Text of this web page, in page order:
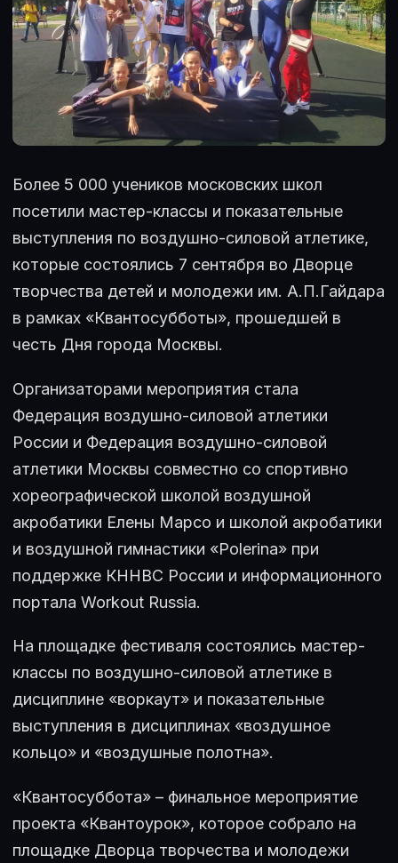
Более 5 000 учеников московских школ
посетили мастер-классы и показательные
выступления по воздушно-силовой атлетике,
которые состоялись 7 сентября во Дворце
творчества детей и молодежи им. А.П.Гайдара
в рамках «Квантосубботы», прошедшей в
честь Дня города Москвы.
Организаторами мероприятия стала
Федерация воздушно-силовой атлетики
России и Федерация воздушно-силовой
атлетики Москвы совместно со спортивно
хореографической школой воздушной
акробатики Елены Марсо и школой акробатики
и воздушной гимнастики «Polerina» при
поддержке КННВС России и информационного
портала Workout Russia.
На площадке фестиваля состоялись мастер-
классы по воздушно-силовой атлетике в
дисциплине «воркаут» и показательные
выступления в дисциплинах «воздушное
кольцо» и «воздушные полотна».
«Квантосуббота» – финальное мероприятие
проекта «Квантоурок», которое собрало на
площадке Дворца творчества и молодежи